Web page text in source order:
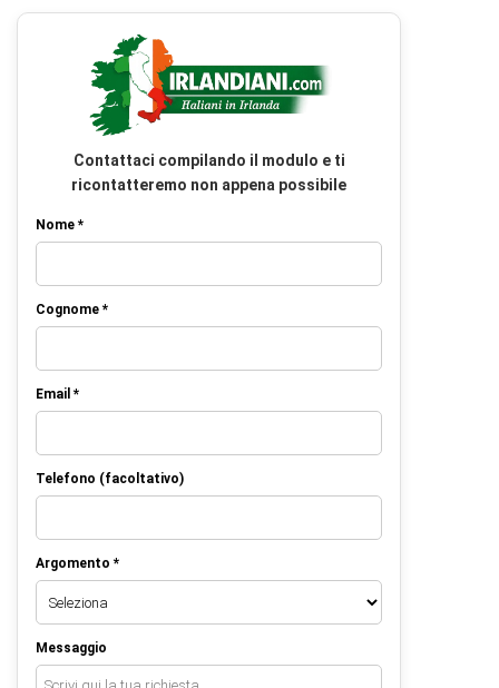
Contattaci compilando il modulo e ti
ricontatteremo non appena possibile
Nome *
Cognome *
Email *
Telefono (facoltativo)
Argomento *
Messaggio